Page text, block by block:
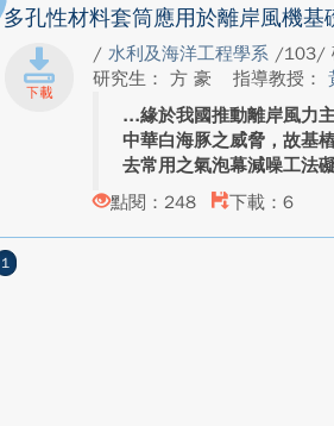
多孔性材料套筒應用於離岸風機基
/ 水利及海洋工程學系 /103/
研究生： 方 豪
指導教授：
緣於我國推動離岸風力
中華白海豚之威脅，故基
去常用之氣泡幕減噪工法
點閱：248
下載：6
1